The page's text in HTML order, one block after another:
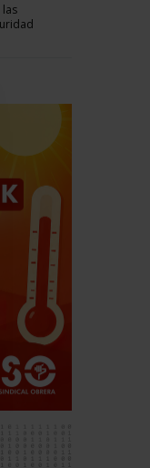
las